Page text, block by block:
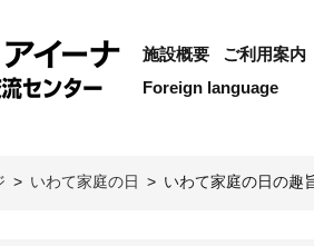
施設概要 ご利用案内
Foreign language
> いわて家庭の日 > いわて家庭の日の趣